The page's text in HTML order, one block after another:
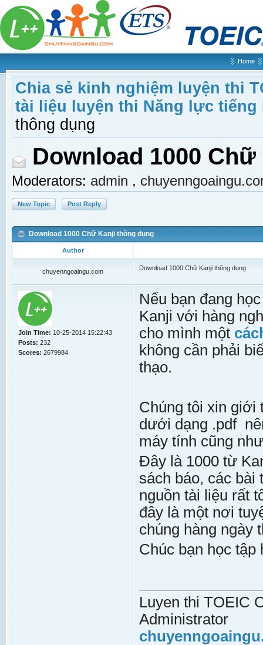
Home
Chia sẻ kinh nghiệm luyện thi
tài liệu luyện thi Năng lực tiếng
thông dụng
Download 1000
Moderators: admin ,
New Topic Post Reply
Download 1000 Chữ Kanji thông dụng
Author
chuyenngoaingu.com Download 1000 Chữ Kanji thông dụng
Join Time: 10-25-2014 15:22:43
Posts: 232
Scores: 2679984
Nếu bạn đang
Kanji với hàng
cho mình một
không cần phải
thạo.
Chúng tôi xin giới
dưới dạng .pdf
máy tính cũng
Đây là 1000 từ
sách báo, các bài
nguồn tài liệu rất
đây là một nơi
chúng hàng ngày
Chúc bạn học tập
Luyen thi TOEIC
Administrator